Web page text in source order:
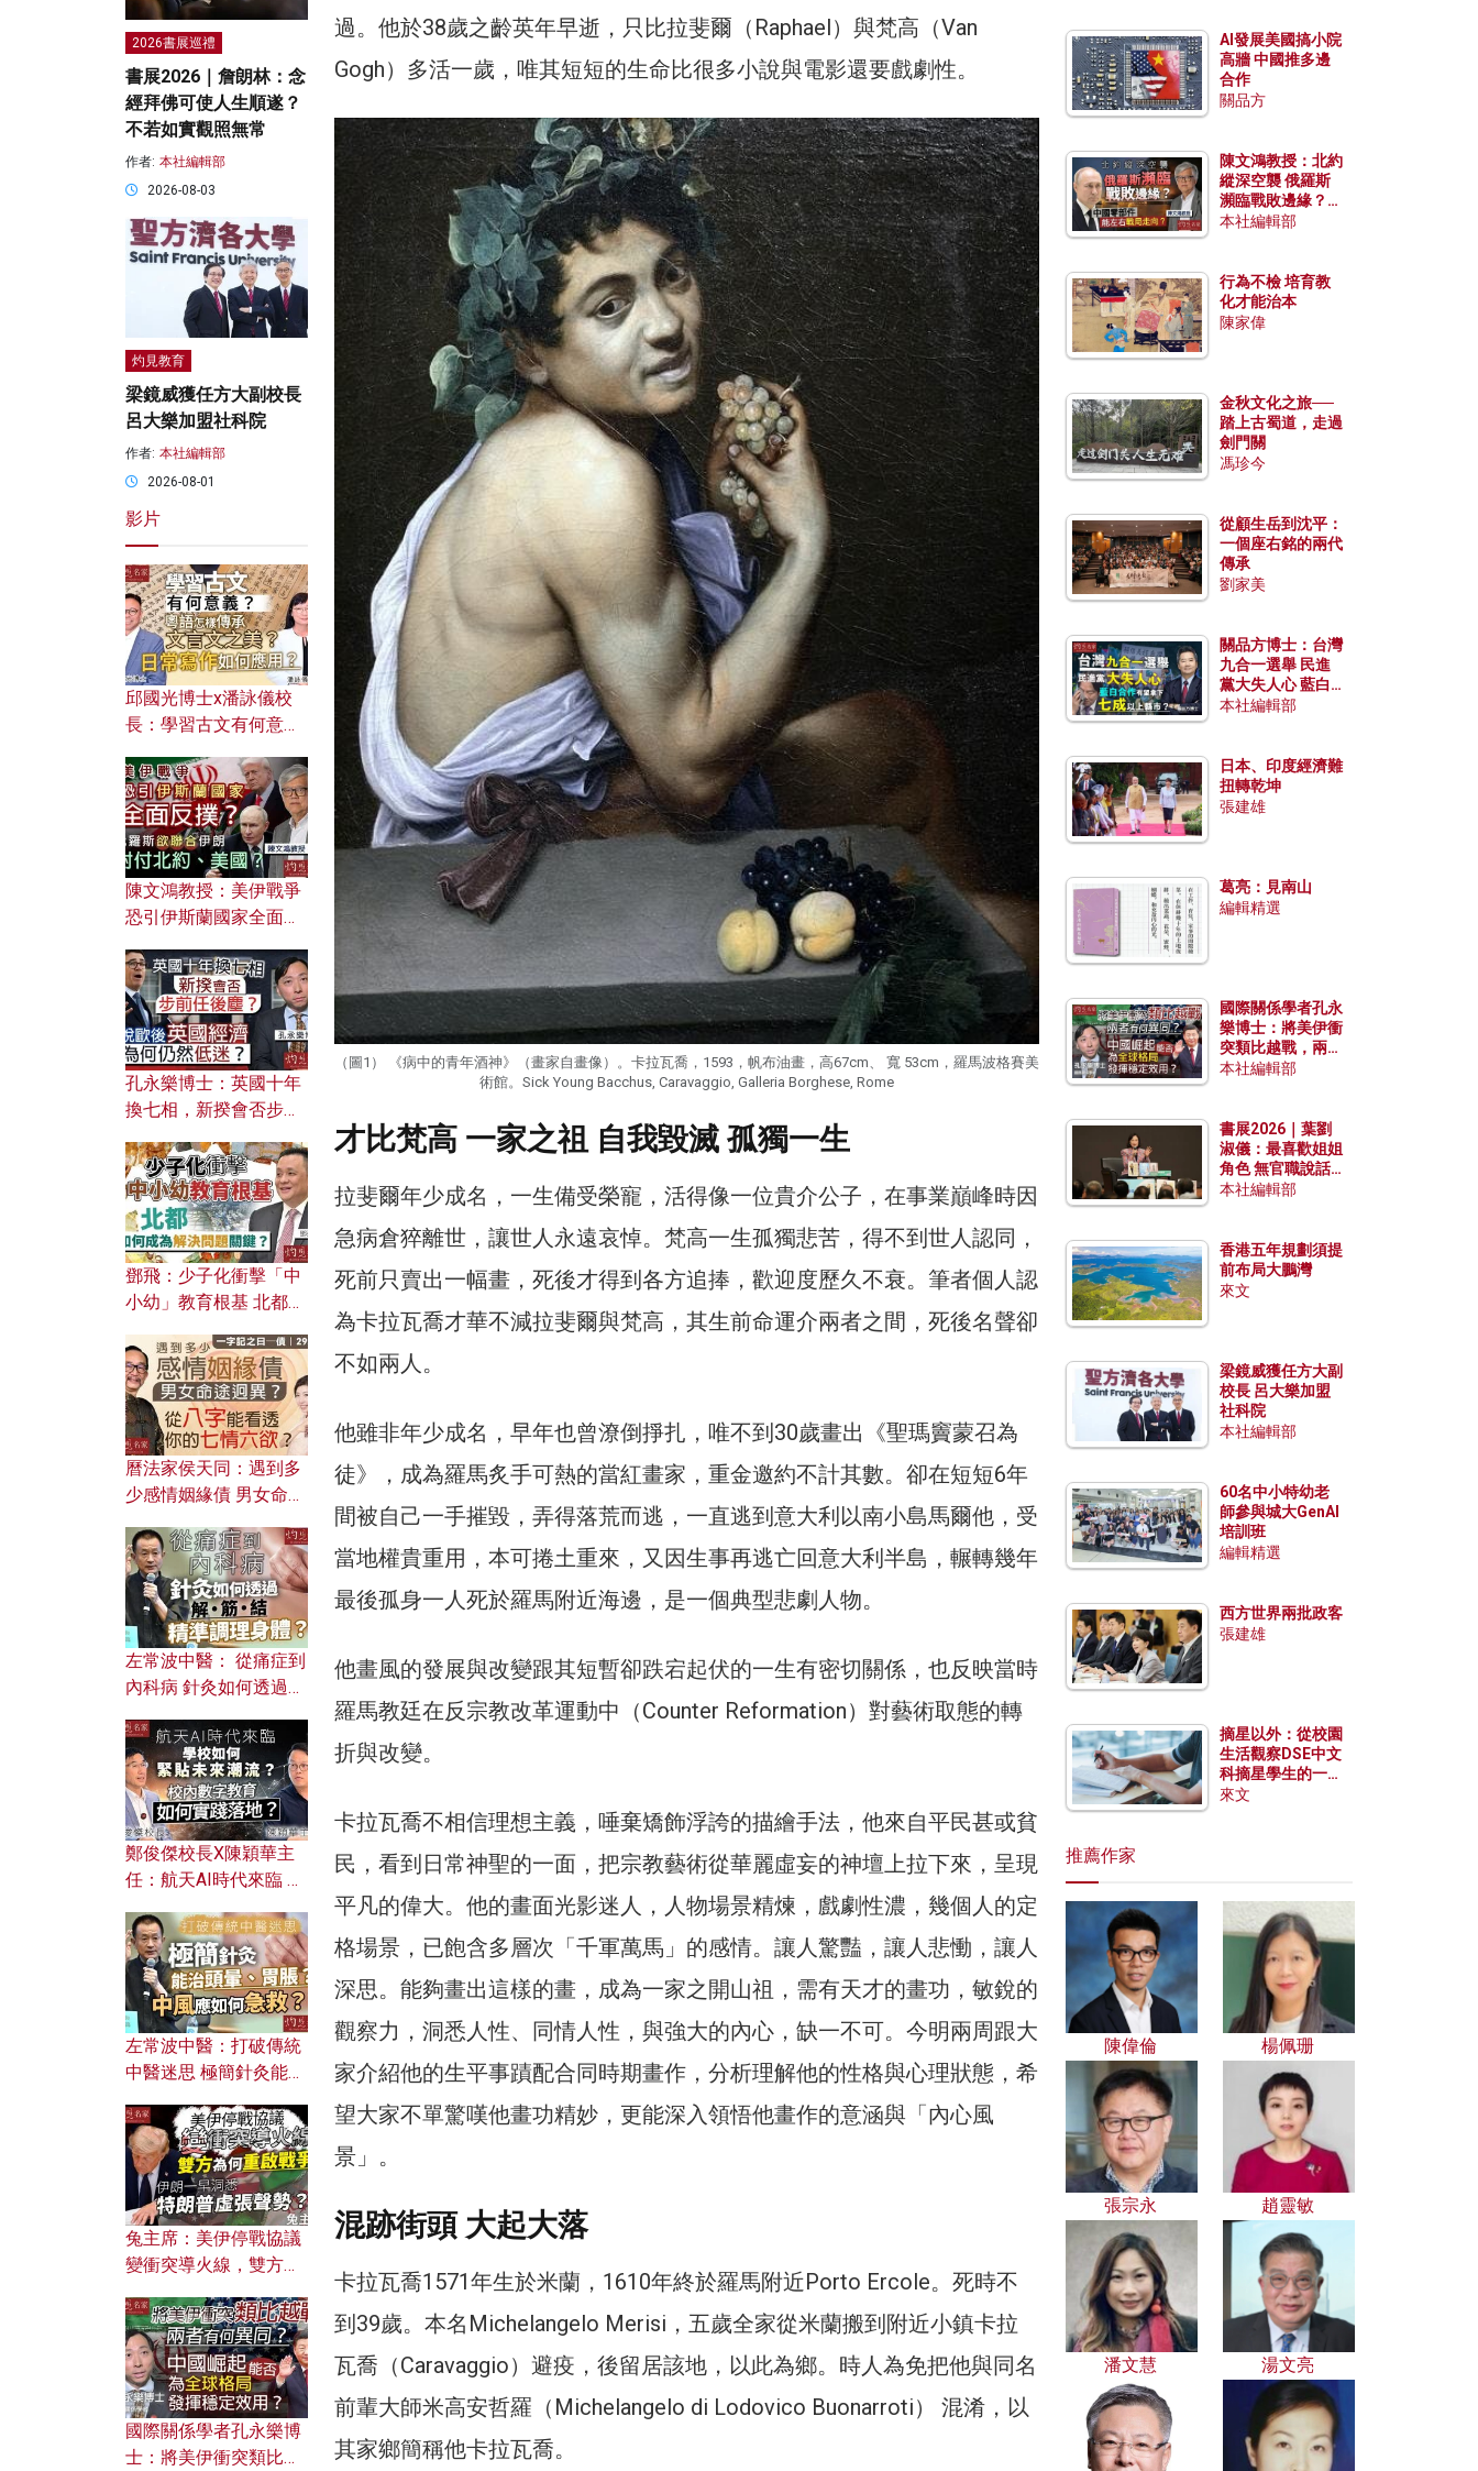
過。他於38歲之齡英年早逝，只比拉斐爾（Raphael）與梵高（Van
Gogh）多活一歲，唯其短短的生命比很多小說與電影還要戲劇性。
（圖1） 《病中的青年酒神》（畫家自畫像）。卡拉瓦喬，1593，帆布油畫，高67cm、 寬 53cm，羅馬波格賽美
術館。Sick Young Bacchus, Caravaggio, Galleria Borghese, Rome
才比梵高 一家之祖 自我毀滅 孤獨一生
拉斐爾年少成名，一生備受榮寵，活得像一位貴介公子，在事業巔峰時因
急病倉猝離世，讓世人永遠哀悼。梵高一生孤獨悲苦，得不到世人認同，
死前只賣出一幅畫，死後才得到各方追捧，歡迎度歷久不衰。筆者個人認
為卡拉瓦喬才華不減拉斐爾與梵高，其生前命運介兩者之間，死後名聲卻
不如兩人。
他雖非年少成名，早年也曾潦倒掙扎，唯不到30歲畫出《聖瑪竇蒙召為
徒》，成為羅馬炙手可熱的當紅畫家，重金邀約不計其數。卻在短短6年
間被自己一手摧毀，弄得落荒而逃，一直逃到意大利以南小島馬爾他，受
當地權貴重用，本可捲土重來，又因生事再逃亡回意大利半島，輾轉幾年
最後孤身一人死於羅馬附近海邊，是一個典型悲劇人物。
他畫風的發展與改變跟其短暫卻跌宕起伏的一生有密切關係，也反映當時
羅馬教廷在反宗教改革運動中（Counter Reformation）對藝術取態的轉
折與改變。
卡拉瓦喬不相信理想主義，唾棄矯飾浮誇的描繪手法，他來自平民甚或貧
民，看到日常神聖的一面，把宗教藝術從華麗虛妄的神壇上拉下來，呈現
平凡的偉大。他的畫面光影迷人，人物場景精煉，戲劇性濃，幾個人的定
格場景，已飽含多層次「千軍萬馬」的感情。讓人驚豔，讓人悲慟，讓人
深思。能夠畫出這樣的畫，成為一家之開山祖，需有天才的畫功，敏銳的
觀察力，洞悉人性、同情人性，與強大的內心，缺一不可。今明兩周跟大
家介紹他的生平事蹟配合同時期畫作，分析理解他的性格與心理狀態，希
望大家不單驚嘆他畫功精妙，更能深入領悟他畫作的意涵與「內心風
景」。
混跡街頭 大起大落
卡拉瓦喬1571年生於米蘭，1610年終於羅馬附近Porto Ercole。死時不
到39歲。本名Michelangelo Merisi，五歲全家從米蘭搬到附近小鎮卡拉
瓦喬（Caravaggio）避疫，後留居該地，以此為鄉。時人為免把他與同名
前輩大師米高安哲羅（Michelangelo di Lodovico Buonarroti） 混淆，以
其家鄉簡稱他卡拉瓦喬。
2026書展巡禮
書展2026｜詹朗林：念
經拜佛可使人生順遂？
不若如實觀照無常
作者: 本社編輯部
2026-08-03
灼見教育
梁鏡威獲任方大副校長
呂大樂加盟社科院
作者: 本社編輯部
2026-08-01
影片
邱國光博士x潘詠儀校
長：學習古文有何意
文之美？ 日常寫作如何
應用？
陳文鴻教授：美伊戰爭
恐引伊斯蘭國家全面反
對付北約美國？
孔永樂博士：英國十年
換七相，新揆會否步前
濟為何仍然低迷？
鄧飛：少子化衝擊「中
小幼」教育根基 北都如
曆法家侯天同：遇到多
少感情姻緣債 男女命途
的七情六欲？
左常波中醫： 從痛症到
內科病 針灸如何透過解
鄭俊傑校長X陳穎華主
任：航天AI時代來臨 學
校內數字教育如何實踐
落地？
左常波中醫：打破傳統
中醫迷思 極簡針灸能治
何急救？
兔主席：美伊停戰協議
變衝突導火線，雙方為
洞悉特朗普虛張聲勢？
國際關係學者孔永樂博
士：將美伊衝突類比越
AI發展美國搞小院
高牆 中國推多邊
合作
關品方
陳文鴻教授：北約
縱深空襲 俄羅斯
瀕臨戰敗邊緣？中
國零部件能左右戰
本社編輯部
行為不檢 培育教
化才能治本
陳家偉
金秋文化之旅──
踏上古蜀道，走過
劍門關
馮珍今
從顧生岳到沈平：
一個座右銘的兩代
傳承
劉家美
關品方博士：台灣
九合一選舉 民進
黨大失人心 藍白
合作有望拿下七成
本社編輯部
日本、印度經濟難
扭轉乾坤
張建雄
葛亮：見南山
編輯精選
國際關係學者孔永
樂博士：將美伊衝
突類比越戰，兩者
有何異同？中國崛
本社編輯部
書展2026｜葉劉
淑儀：最喜歡姐姐
角色 無官職說話
包袱少
本社編輯部
香港五年規劃須提
前布局大鵬灣
來文
梁鏡威獲任方大副
校長 呂大樂加盟
社科院
本社編輯部
60名中小特幼老
師參與城大GenAI
培訓班
編輯精選
西方世界兩批政客
張建雄
摘星以外：從校園
生活觀察DSE中文
科摘星學生的一點
特質
來文
推薦作家
陳偉倫 楊佩珊
張宗永 趙靈敏
潘文慧 湯文亮